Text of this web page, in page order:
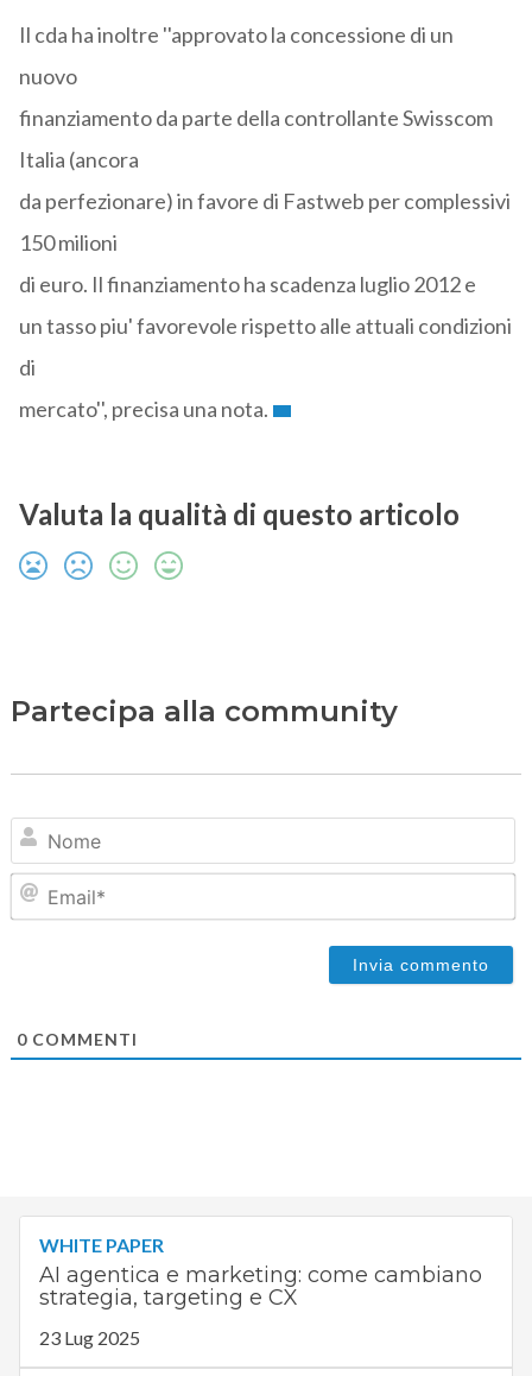
Il cda ha inoltre ''approvato la concessione di un
nuovo
finanziamento da parte della controllante Swisscom
Italia (ancora
da perfezionare) in favore di Fastweb per complessivi
150 milioni
di euro. Il finanziamento ha scadenza luglio 2012 e
un tasso piu' favorevole rispetto alle attuali condizioni
di
mercato'', precisa una nota.
Valuta la qualità di questo articolo
Partecipa alla community
0COMMENTI
WHITE PAPER
AI agentica e marketing: come cambiano
strategia, targeting e CX
23 Lug 2025